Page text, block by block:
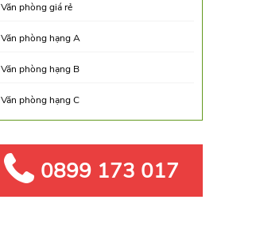
Phạm Huy Thông
Văn phòng giá rẻ
Văn phòng hạng A
Văn phòng hạng B
Văn phòng hạng C
0899 173 017